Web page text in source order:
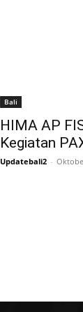
Bali
HIMA AP
Kegiatan
Updatebali2 -